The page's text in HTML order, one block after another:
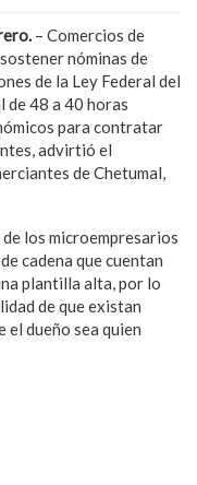
– Comercios de
nóminas de
de la Ley Federal del
de 48 a 40 horas
para contratar
advirtió el
de Chetumal,
los microempresarios
cadena que cuentan
plantilla alta, por lo
de que existan
el dueño sea quien